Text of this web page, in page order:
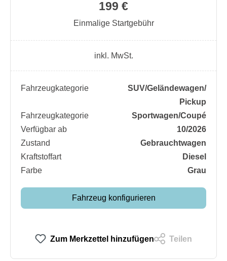
199 €
Einmalige Startgebühr
inkl. MwSt.
Fahrzeugkategorie
SUV/​Geländewagen/​
Pickup
Fahrzeugkategorie
Sportwagen/​Coupé
Verfügbar ab
10/2026
Zustand
Gebrauchtwagen
Kraftstoffart
Diesel
Farbe
Grau
Fahrzeug konfigurieren
Zum Merkzettel hinzufügen Teilen